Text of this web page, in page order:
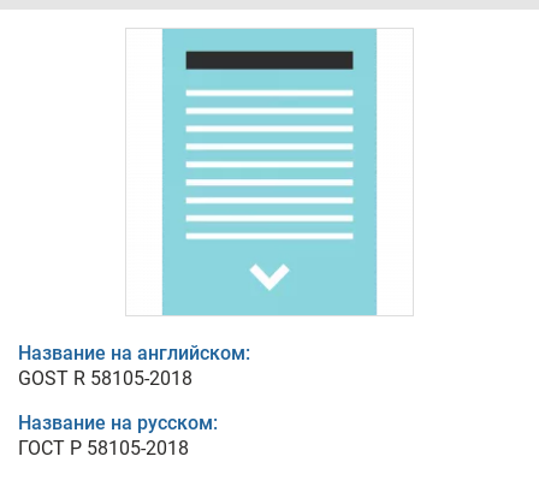
Название на английском:
GOST R 58105-2018
Название на русском:
ГОСТ Р 58105-2018